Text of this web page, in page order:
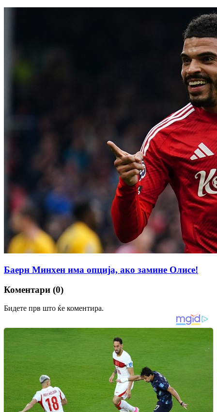
Баерн Минхен има опција, ако замине Олисе!
Коментари (0)
Бидете прв што ќе коментира.